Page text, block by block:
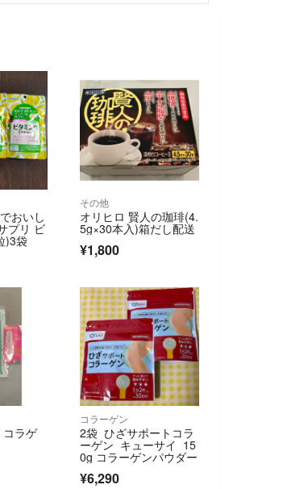
おいし
プリ ビ
)3袋
その他
オリヒロ 賢人の珈琲(4.
5g×30本入)箱だし配送
¥1,800
ラゲ
コラーゲン
2袋 ひざサポートコラ
ーゲン キューサイ 15
0g コラーゲンパウダー
¥6,290